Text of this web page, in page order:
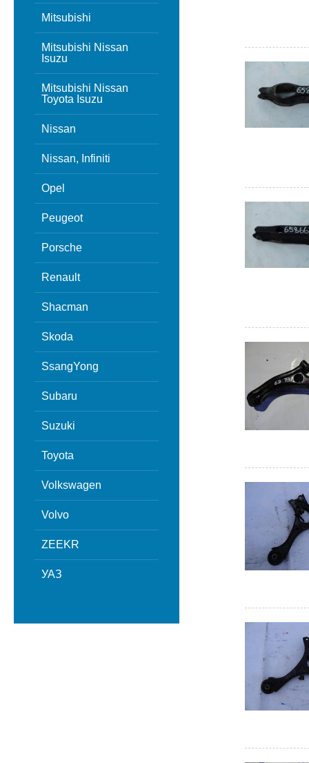
Mitsubishi
Mitsubishi Nissan
Isuzu
Mitsubishi Nissan
Toyota Isuzu
Nissan
Nissan, Infiniti
Opel
Peugeot
Porsche
Renault
Shacman
Skoda
SsangYong
Subaru
Suzuki
Toyota
Volkswagen
Volvo
ZEEKR
УАЗ